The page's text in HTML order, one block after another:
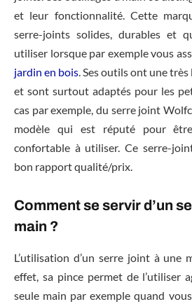
et leur fonctionnalité. Cette
serre-joints solides, durables et
utiliser lorsque par exemple vous
jardin en bois . Ses outils ont une
et sont surtout adaptés pour les
cas par exemple, du serre joint
modèle qui est réputé pour
confortable à utiliser. Ce serre-
bon rapport qualité/prix.
Comment se servir d’un
main ?
L’utilisation d’un serre joint à une
effet, sa pince permet de l’utiliser
seule main par exemple quand